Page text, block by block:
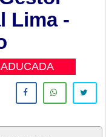
Lima -